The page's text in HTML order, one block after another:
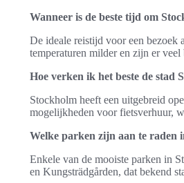
Wanneer is de beste tijd om
De ideale reistijd voor een bezoek
temperaturen milder en zijn er
Hoe verken ik het beste de stad
Stockholm heeft een uitgebreid
mogelijkheden voor fietsverhuur,
Welke parken zijn aan te raden
Enkele van de mooiste parken in
en Kungsträdgården, dat bekend